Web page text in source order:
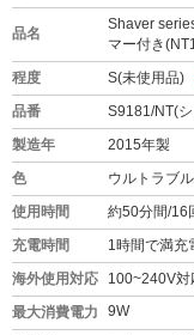
品名
Shaver
マー付き
程度
S(未使用品
品番
S9181/NT(
製造年
2015年製
色
ウルトラブ
使用時間
約50分間/16
充電時間
1時間で満充
海外使用対応
100~240V対
最大消費電力
9W